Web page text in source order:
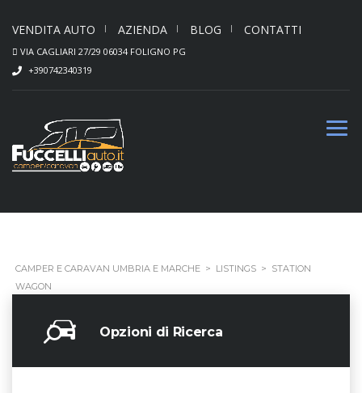
VENDITA AUTO AZIENDA BLOG CONTATTI
VIA CAGLIARI 27/29 06034 FOLIGNO PG
+390742340319
CAMPER E CARAVAN UMBRIA E MARCHE > LISTINGS > STATION
WAGON
Opzioni di Ricerca